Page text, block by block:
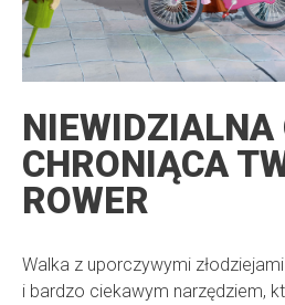
NIEWIDZIALNA
CHRONIĄCA
ROWER
Walka z uporczywymi
i bardzo ciekawym narzędziem,